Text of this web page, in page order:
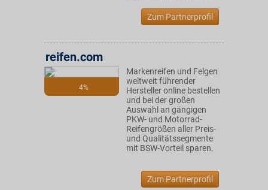
Zum Partnerprofil
4%
reifen.com
Markenreifen und Felgen
weltweit führender
Hersteller online bestellen
und bei der großen
Auswahl an gängigen
PKW- und Motorrad-
Reifengrößen aller Preis-
und Qualitätssegmente
mit BSW-Vorteil sparen.
Zum Partnerprofil